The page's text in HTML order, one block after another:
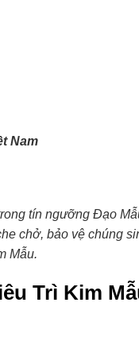
Nam
tín ngưỡng Đạo
chở, bảo vệ chúng
Mẫu.
Trì Kim